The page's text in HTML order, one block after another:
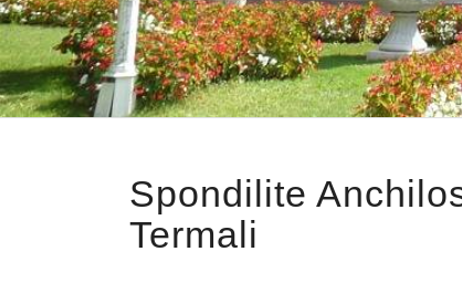
Spondilite
Termali